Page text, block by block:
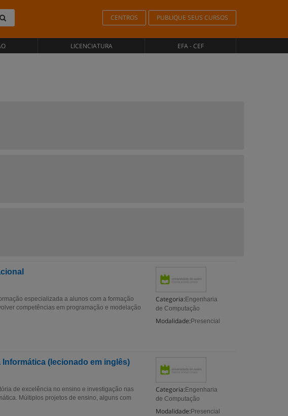
CENTROS PUBLIQUE SEUS CURSOS
LICENCIATURA EFA - CEF
Categoria: Engenharia
de Computação
Modalidade: Presencial
especializada a alunos com a formação
competências em programação e modelação
(lecionado em inglês)
Categoria: Engenharia
de Computação
Modalidade: Presencial
de excelência no ensino e investigação nas
Múltiplos projetos de ensino, alguns com